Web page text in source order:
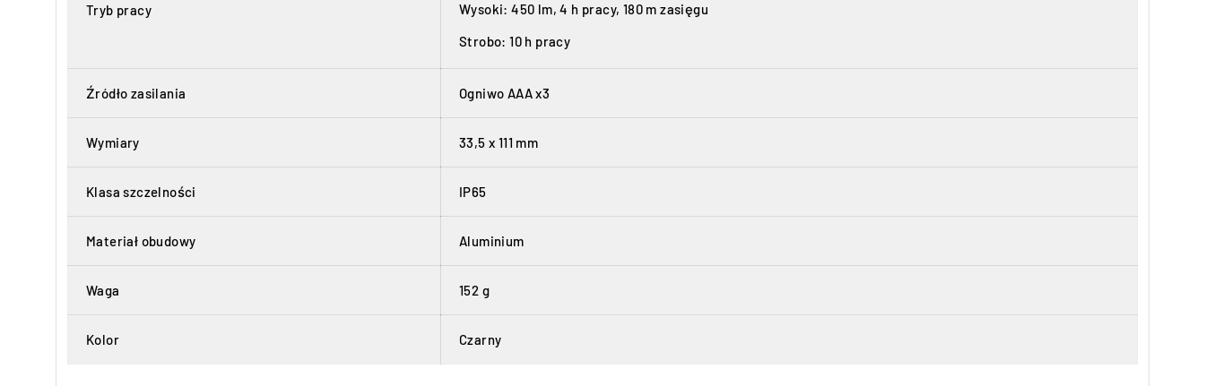
Tryb pracy
Wysoki: 450 lm, 4 h pracy, 180 m zasięgu
Strobo: 10 h pracy
Źródło zasilania Ogniwo AAA x3
Wymiary 33,5 x 111 mm
Klasa szczelności IP65
Materiał obudowy Aluminium
Waga 152 g
Kolor Czarny